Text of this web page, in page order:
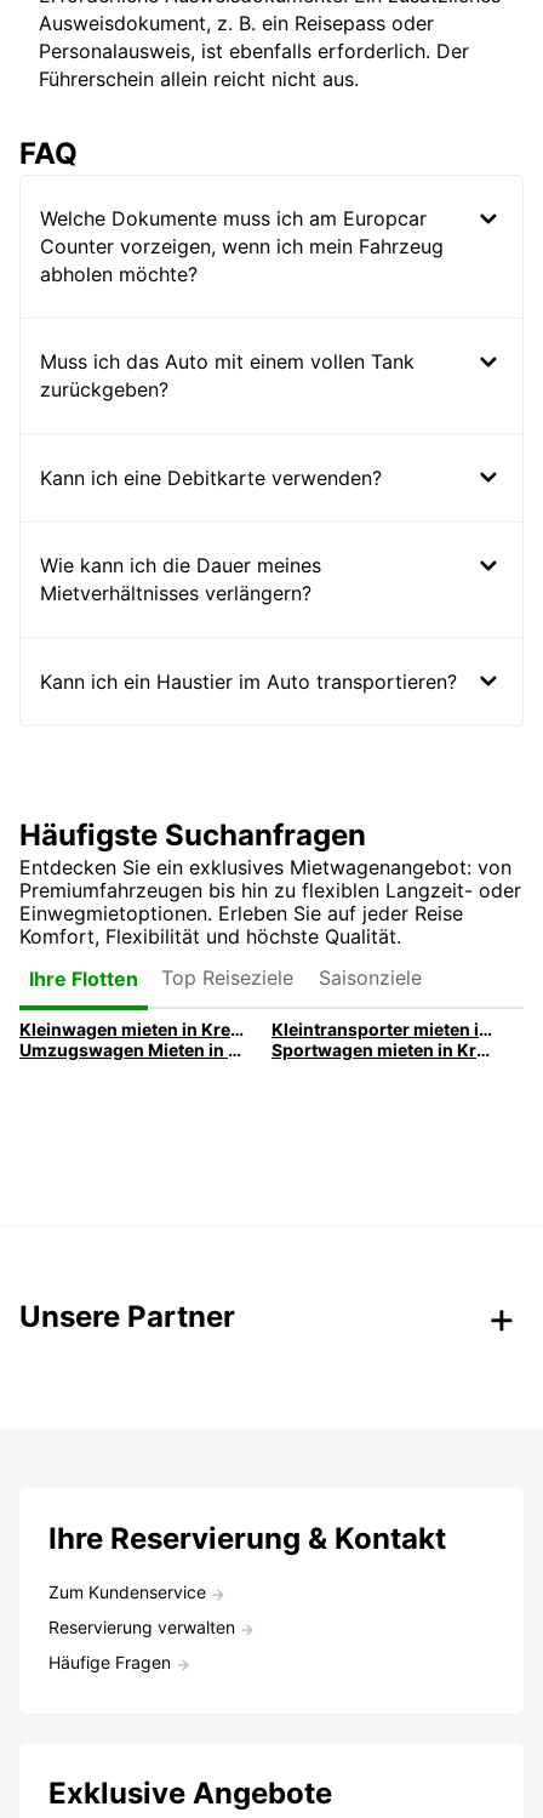
Ausweisdokument, z. B. ein Reisepass oder
Personalausweis, ist ebenfalls erforderlich. Der
Führerschein allein reicht nicht aus.
FAQ
Welche Dokumente muss ich am Europcar
Counter vorzeigen, wenn ich mein Fahrzeug
abholen möchte?
Muss ich das Auto mit einem vollen Tank
zurückgeben?
Kann ich eine Debitkarte verwenden?
Wie kann ich die Dauer meines
Mietverhältnisses verlängern?
Kann ich ein Haustier im Auto transportieren?
Häufigste Suchanfragen
Entdecken Sie ein exklusives Mietwagenangebot: von
Premiumfahrzeugen bis hin zu flexiblen Langzeit- oder
Einwegmietoptionen. Erleben Sie auf jeder Reise
Komfort, Flexibilität und höchste Qualität.
Ihre Flotten
Top Reiseziele Saisonziele
Kleinwagen mieten in Krefeld | Europcar
Kleintransporter mieten in Krefeld | Europcar
Umzugswagen Mieten in Krefeld | Europcar
Sportwagen mieten in Krefeld | Europcar
Unsere Partner
Ihre Reservierung & Kontakt
Zum Kundenservice
Reservierung verwalten
Häufige Fragen
Exklusive Angebote